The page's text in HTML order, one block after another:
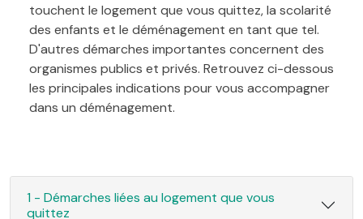
touchent le logement que vous quittez, la scolarité
des enfants et le déménagement en tant que tel.
D'autres démarches importantes concernent des
organismes publics et privés. Retrouvez ci-dessous
les principales indications pour vous accompagner
dans un déménagement.
1 - Démarches liées au logement que vous
quittez